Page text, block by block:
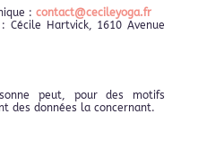
: contact@cecileyoga.fr
Cécile Hartvick, 1610 Avenue
peut, pour des motifs
des données la concernant.